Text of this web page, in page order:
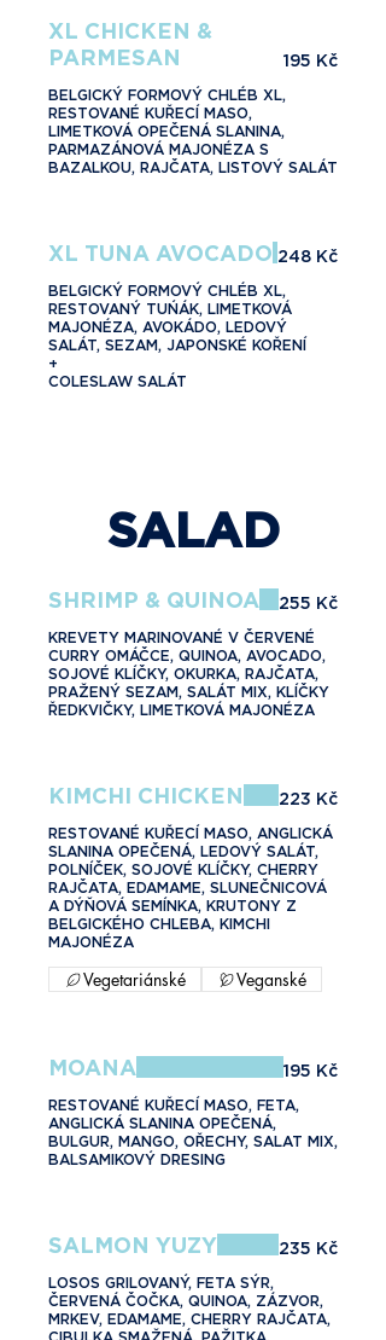
XL CHICKEN &
PARMESAN
BELGICKÝ FORMOVÝ CHLÉB XL,
RESTOVANÉ KUŘECÍ MASO,
LIMETKOVÁ OPEČENÁ SLANINA,
PARMAZÁNOVÁ MAJONÉZA S
BAZALKOU, RAJČATA, LISTOVÝ SALÁT
195 Kč
XL TUNA AVOCADO
BELGICKÝ FORMOVÝ CHLÉB XL,
RESTOVANÝ TUŃÁK, LIMETKOVÁ
MAJONÉZA, AVOKÁDO, LEDOVÝ
SALÁT, SEZAM, JAPONSKÉ KOŘENÍ
+
COLESLAW SALÁT
248 Kč
SALAD
SHRIMP & QUINOA
KREVETY MARINOVANÉ V ČERVENÉ
CURRY OMÁČCE, QUINOA, AVOCADO,
SOJOVÉ KLÍČKY, OKURKA, RAJČATA,
PRAŽENÝ SEZAM, SALÁT MIX, KLÍČKY
ŘEDKVIČKY, LIMETKOVÁ MAJONÉZA
255 Kč
KIMCHI CHICKEN
RESTOVANÉ KUŘECÍ MASO, ANGLICKÁ
SLANINA OPEČENÁ, LEDOVÝ SALÁT,
POLNÍČEK, SOJOVÉ KLÍČKY, CHERRY
RAJČATA, EDAMAME, SLUNEČNICOVÁ
A DÝŇOVÁ SEMÍNKA, KRUTONY Z
BELGICKÉHO CHLEBA, KIMCHI
MAJONÉZA
223 Kč
Vegetariánské Veganské
MOANA
RESTOVANÉ KUŘECÍ MASO, FETA,
ANGLICKÁ SLANINA OPEČENÁ,
BULGUR, MANGO, OŘECHY, SALAT MIX,
BALSAMIKOVÝ DRESING
195 Kč
SALMON YUZY
LOSOS GRILOVANÝ, FETA SÝR,
ČERVENÁ ČOČKA, QUINOA, ZÁZVOR,
MRKEV, EDAMAME, CHERRY RAJČATA,
235 Kč